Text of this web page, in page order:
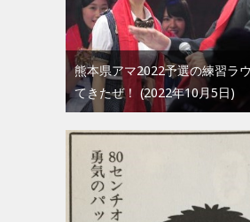
熊本県アマ2022予選の練習ラ
てきたぜ！
2022年10月5日